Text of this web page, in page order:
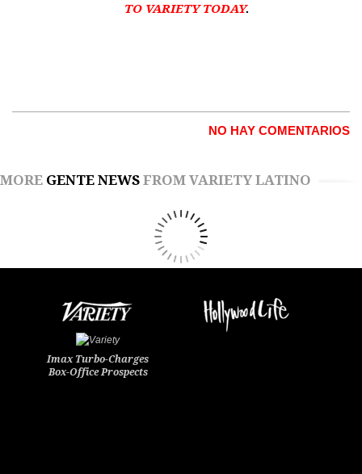
TO VARIETY TODAY.
NO HAY COMENTARIOS
MORE GENTE NEWS FROM VARIETY LATINO
Imax Turbo-Charges
Box-Office Prospects